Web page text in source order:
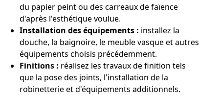
du papier peint ou des carreaux de faïence
d'après l'esthétique voulue.
Installation des équipements : installez la
douche, la baignoire, le meuble vasque et autres
équipements choisis précédemment.
Finitions : réalisez les travaux de finition tels
que la pose des joints, l'installation de la
robinetterie et d'équipements additionnels.